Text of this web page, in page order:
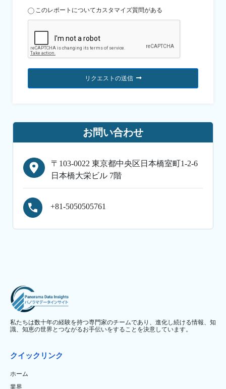
このレポートについてカスタマイズ質問がある
リクエストの送信
お問い合わせ
〒103-0022 東京都中央区日本橋室町1-2-6
日本橋大栄ビル 7階
+81-5050505761
私たちは数十年の経験を持つ専門家のチームであり、進化し続ける情報、知
識、知恵の世界とつながるお手伝いをすることを決意しています。
クイックリンク
ホーム
業界